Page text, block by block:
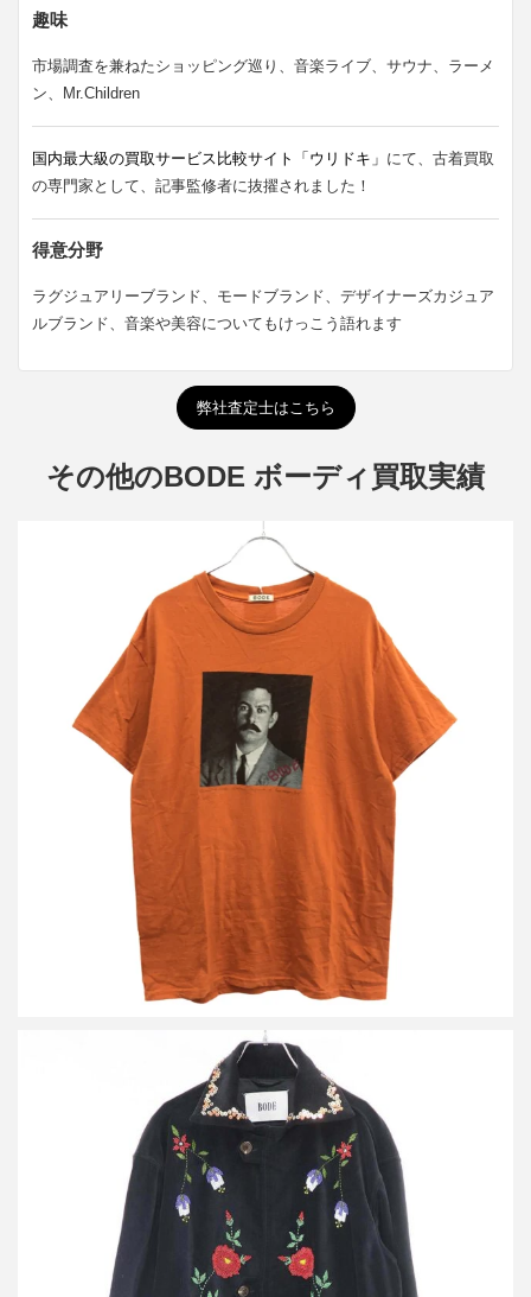
趣味
市場調査を兼ねたショッピング巡り、音楽ライブ、サウナ、ラーメ
ン、Mr.Children
国内最大級の買取サービス比較サイト「ウリドキ」 にて、古着買取
の専門家として、記事監修者に抜擢されました！
得意分野
ラグジュアリーブランド、モードブランド、デザイナーズカジュア
ルブランド、音楽や美容についてもけっこう語れます
弊社査定士はこちら
その他のBODE ボーディ買取実績
ボーディー WHITNEY MUSEUM限定 CALDER CARTE
D’IDENTITE TEE フォトプリントTシャツ
買取金額8,000円
ボーディー Garden Vine Jacket スパンコールビーズデザインジャ
ケット